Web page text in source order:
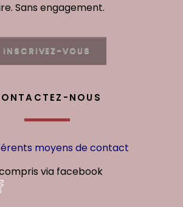
Sans engagement.
INSCRIVEZ-VOUS
NOUS
moyens de contact
via facebook